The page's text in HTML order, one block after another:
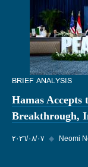
BRIEF ANALYSIS
Hamas Accepts
Breakthrough,
٠٧‏/٠٨‏/٢٠٢٦ ◆ Neomi